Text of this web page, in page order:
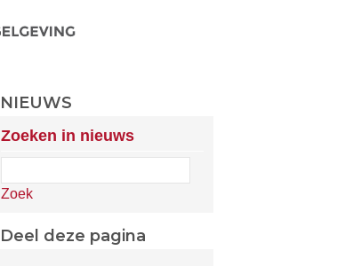
NIEUWS
Zoeken in nieuws
Zoek
Deel deze pagina